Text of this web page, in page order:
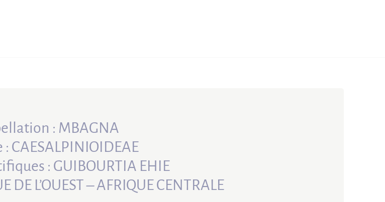
: MBAGNA
CAESALPINIOIDEAE
: GUIBOURTIA EHIE
DE L’OUEST – AFRIQUE CENTRALE